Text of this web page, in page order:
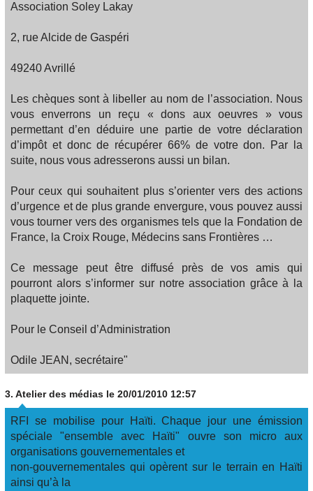
Association Soley Lakay
2, rue Alcide de Gaspéri
49240 Avrillé
Les chèques sont à libeller au nom de l’association. Nous
vous enverrons un reçu « dons aux oeuvres » vous
permettant d’en déduire une partie de votre déclaration
d’impôt et donc de récupérer 66% de votre don. Par la
suite, nous vous adresserons aussi un bilan.
Pour ceux qui souhaitent plus s’orienter vers des actions
d’urgence et de plus grande envergure, vous pouvez aussi
vous tourner vers des organismes tels que la Fondation de
France, la Croix Rouge, Médecins sans Frontières …
Ce message peut être diffusé près de vos amis qui
pourront alors s’informer sur notre association grâce à la
plaquette jointe.
Pour le Conseil d’Administration
Odile JEAN, secrétaire"
3. Atelier des médias le 20/01/2010 12:57
RFI se mobilise pour Haïti. Chaque jour une émission
spéciale "ensemble avec Haïti" ouvre son micro aux
organisations gouvernementales et
non-gouvernementales qui opèrent sur le terrain en Haïti
ainsi qu’à la